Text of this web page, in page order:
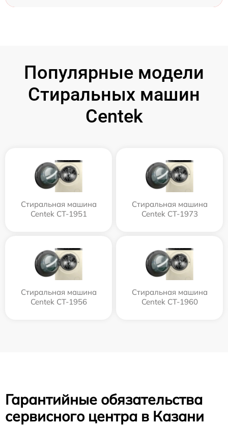
Популярные модели
Стиральных машин
Centek
Стиральная машина
Centek CT-1951
Стиральная машина
Centek CT-1973
Стиральная машина
Centek CT-1956
Стиральная машина
Centek CT-1960
Гарантийные обязательства
сервисного центра в Казани